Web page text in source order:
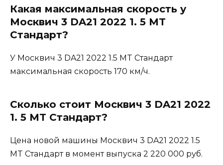
Какая максимальная скорость у
Москвич 3 DA21 2022 1. 5 MT
Стандарт?
У Москвич 3 DA21 2022 1.5 MT Стандарт
максимальная скорость 170 км/ч.
Сколько стоит Москвич 3 DA21 2022
1. 5 MT Стандарт?
Цена новой машины Москвич 3 DA21 2022 1.5
MT Стандарт в момент выпуска 2 220 000 руб.